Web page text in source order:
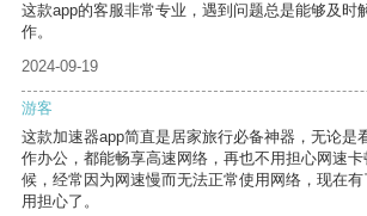
这款app的客服非常专业，遇到问题总是能够及时
作。
2024-09-19
游客
这款加速器app简直是居家旅行必备神器，无论是
作办公，都能畅享高速网络，再也不用担心网速
候，经常因为网速慢而无法正常使用网络，现在
用担心了。